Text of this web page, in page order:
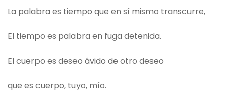
La palabra es tiempo que en sí mismo transcurre,
El tiempo es palabra en fuga detenida.
El cuerpo es deseo ávido de otro deseo
que es cuerpo, tuyo, mío.